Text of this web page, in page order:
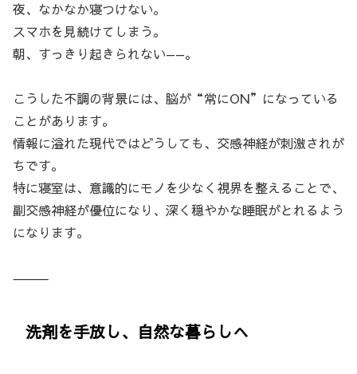
夜、なかなか寝つけない。
スマホを見続けてしまう。
朝、すっきり起きられない——。
こうした不調の背景には、脳が“常にON”になっている
ことがあります。
情報に溢れた現代ではどうしても、交感神経が刺激されが
ちです。
特に寝室は、意識的にモノを少なく視界を整えることで、
副交感神経が優位になり、深く穏やかな睡眠がとれるよう
になります。
⸻
洗剤を手放し、自然な暮らしへ